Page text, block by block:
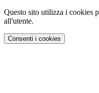
Questo sito utilizza i cookies
all'utente.
Consenti i cookies